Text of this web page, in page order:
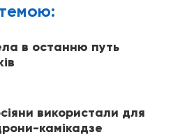
в останню путь
використали для
камікадзе